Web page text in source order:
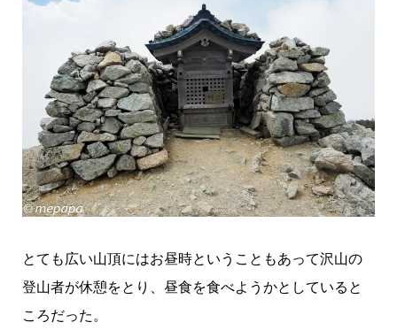
とても広い山頂にはお昼時ということもあって沢山の
登山者が休憩をとり、昼食を食べようかとしていると
ころだった。